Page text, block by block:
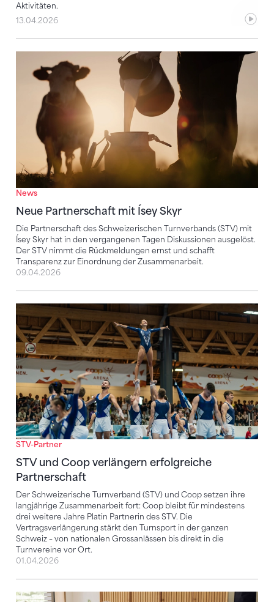
Aktivitäten.
13.04.2026
News
Neue Partnerschaft mit Ísey Skyr
Die Partnerschaft des Schweizerischen Turnverbands (STV) mit
Ísey Skyr hat in den vergangenen Tagen Diskussionen ausgelöst.
Der STV nimmt die Rückmeldungen ernst und schafft
Transparenz zur Einordnung der Zusammenarbeit.
Neue Partnerschaft mit Ísey Skyr
09.04.2026
STV-Partner
​​STV und Coop verlängern erfolgreiche
Partnerschaft​
Der Schweizerische Turnverband (STV) und Coop setzen ihre
langjährige Zusammenarbeit fort: Coop bleibt für mindestens
drei weitere Jahre Platin Partnerin des STV. Die
Vertragsverlängerung stärkt den Turnsport in der ganzen
Schweiz – von nationalen Grossanlässen bis direkt in die
Turnvereine vor Ort.
​​STV und Coop verlängern erfolgreiche
01.04.2026
Ein starkes Team: STV und CONCORDIA starten